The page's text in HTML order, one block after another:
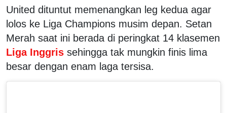
United dituntut memenangkan leg kedua agar
lolos ke Liga Champions musim depan. Setan
Merah saat ini berada di peringkat 14 klasemen
Liga Inggris sehingga tak mungkin finis lima
besar dengan enam laga tersisa.